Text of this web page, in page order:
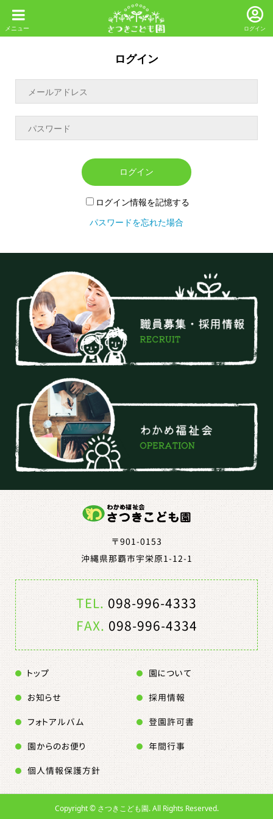
ログイン
ログイン
ログイン
ログイン情報を記憶する
パスワードを忘れた場合
〒901-0153
沖縄県那覇市宇栄原1-12-1
TEL.098-996-4333
FAX.098-996-4334
トップ 園について
園からのお便り
お知らせ 採用情報
年間行事
フォトアルバム 登園許可書
個人情報保護方針
Copyright ©さつきこども園. All Rights Reserved.